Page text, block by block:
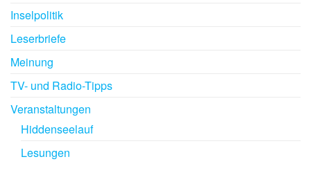
Inselpolitik
Leserbriefe
Meinung
TV- und Radio-Tipps
Veranstaltungen
Hiddenseelauf
Lesungen